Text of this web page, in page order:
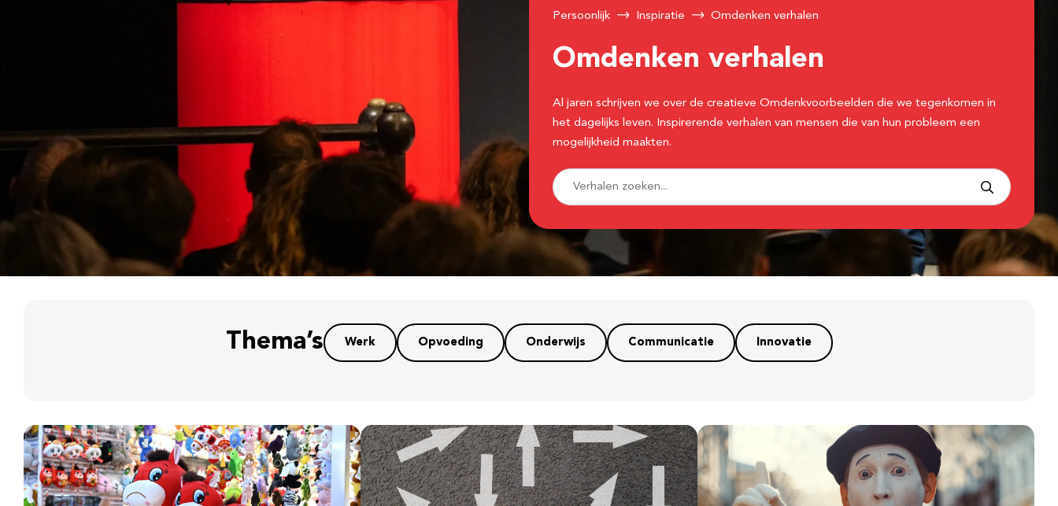
Persoonlijk Inspiratie Omdenken verhalen
Omdenken verhalen
Al jaren schrijven we over de creatieve Omdenkvoorbeelden die we tegenkomen in
het dagelijks leven. Inspirerende verhalen van mensen die van hun probleem een
mogelijkheid maakten.
Thema’s Werk Opvoeding Onderwijs Communicatie Innovatie